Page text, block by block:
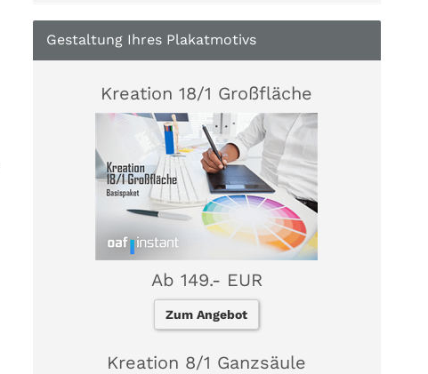
Gestaltung Ihres Plakatmotivs
Kreation 18/1 Großfläche
Ab 149.- EUR
Zum Angebot
Kreation 8/1 Ganzsäule